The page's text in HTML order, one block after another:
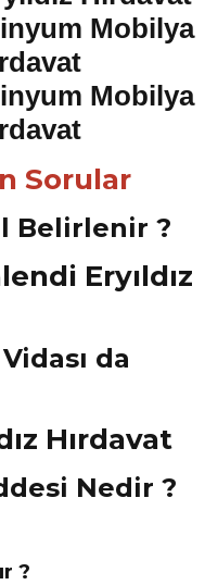
Sorular
Belirlenir ?
da
Nedir ?
?